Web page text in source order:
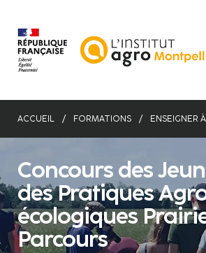
contenu
principal
ACCUEIL FORMATIONS ENSEIGNER
Concours des
des Pratiques
écologiques
Parcours